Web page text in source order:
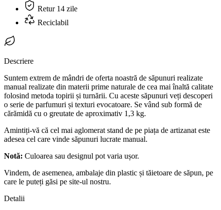
Retur 14 zile
Reciclabil
Descriere
Suntem extrem de mândri de oferta noastră de săpunuri realizate
manual realizate din materii prime naturale de cea mai înaltă calitate
folosind metoda topirii și turnării. Cu aceste săpunuri veți descoperi
o serie de parfumuri și texturi evocatoare. Se vând sub formă de
cărămidă cu o greutate de aproximativ 1,3 kg.
Amintiți-vă că cel mai aglomerat stand de pe piața de artizanat este
adesea cel care vinde săpunuri lucrate manual.
Notă: Culoarea sau designul pot varia ușor.
Vindem, de asemenea, ambalaje din plastic și tăietoare de săpun, pe
care le puteți găsi pe site-ul nostru.
Detalii